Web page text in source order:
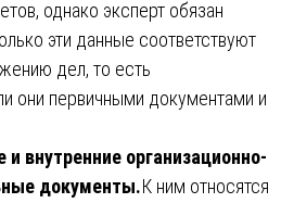
однако эксперт обязан
эти данные соответствуют
дел, то есть
они первичными документами и
внутренние организационно-
документы.К ним относятся